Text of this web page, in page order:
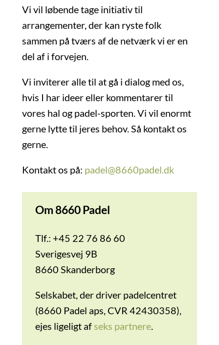
Vi vil løbende tage initiativ til
arrangementer, der kan ryste folk
sammen på tværs af de netværk vi er en
del af i forvejen.
Vi inviterer alle til at gå i dialog med os,
hvis I har ideer eller kommentarer til
vores hal og padel-sporten. Vi vil enormt
gerne lytte til jeres behov. Så kontakt os
gerne.
Kontakt os på: padel@8660padel.dk
Om 8660 Padel
Tlf.: +45 22 76 86 60
Sverigesvej 9B
8660 Skanderborg
Selskabet, der driver padelcentret
(8660 Padel aps, CVR 42430358),
ejes ligeligt af seks partnere.